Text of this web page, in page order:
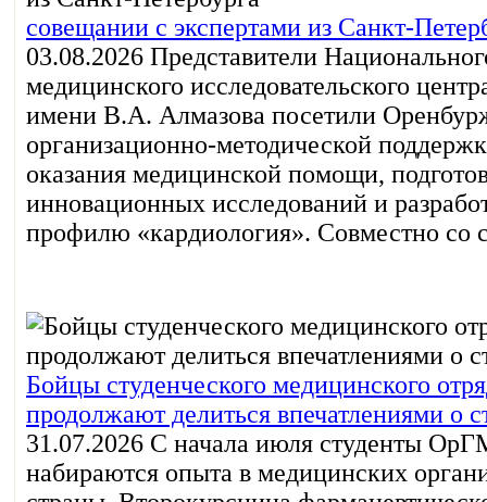
совещании с экспертами из Санкт-
03.08.2026 Представители
медицинского исследовательского
имени В.А. Алмазова посетили
организационно-методической
оказания медицинской помощи,
инновационных исследований и
профилю «кардиология». Совместно со
Бойцы студенческого медицинского
продолжают делиться впечатлениями о
31.07.2026 С начала июля студенты
набираются опыта в медицинских